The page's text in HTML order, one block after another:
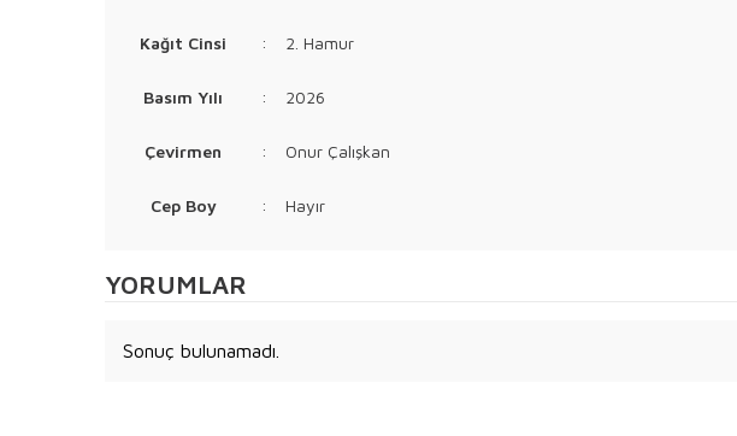
Kağıt Cinsi : 2. Hamur
Basım Yılı : 2026
Çevirmen : Onur Çalışkan
Cep Boy : Hayır
YORUMLAR
Sonuç bulunamadı.